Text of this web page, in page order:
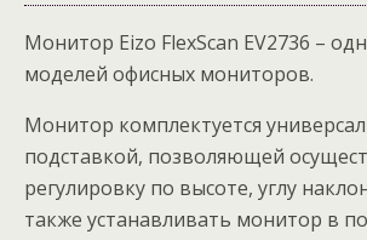
Монитор Eizo FlexScan EV2736 –
моделей офисных мониторов.
Монитор комплектуется
подставкой, позволяющей
регулировку по высоте, углу
также устанавливать монитор в